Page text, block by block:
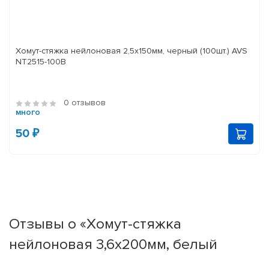
Хомут-стяжка нейлоновая 2,5х150мм, черный (100шт.) AVS
NT2515-100B
0 отзывов
много
50 ₽
Отзывы о «Хомут-стяжка
нейлоновая 3,6х200мм, белый